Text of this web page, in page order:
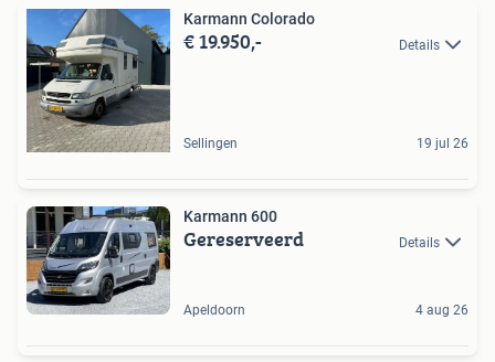
Karmann Colorado
€ 19.950,- Details
Sellingen 19 jul 26
Karmann 600
Gereserveerd Details
Apeldoorn 4 aug 26